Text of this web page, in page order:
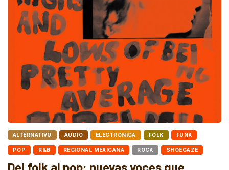
ALTERNATIVO AUDIO ELECTRÓNICA FOLK FUNK
POP R&B REGIONAL MEXICANA ROCK SHOEGAZE